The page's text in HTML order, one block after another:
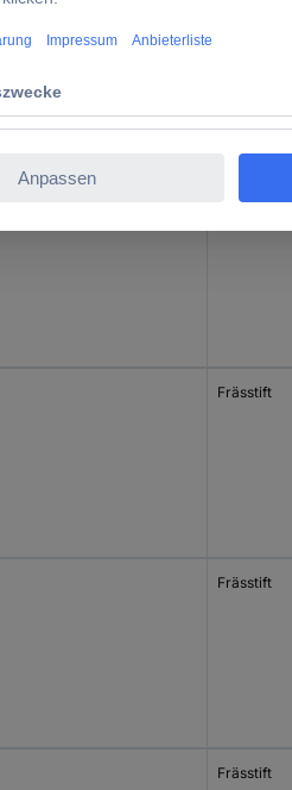
Frässtift
Frässtift
Frässtift
Frässtift